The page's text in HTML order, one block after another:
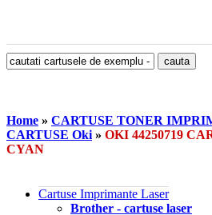
Home » CARTUSE TONER
CARTUSE Oki » OKI 44250719
CYAN
Cartuse Imprimante Laser
Brother - cartuse laser